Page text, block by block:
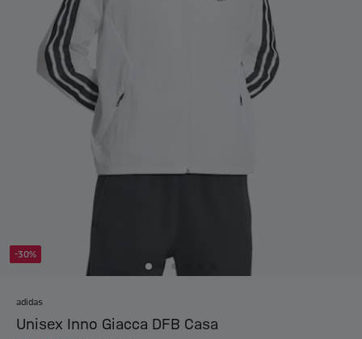
-30%
adidas
Unisex Inno Giacca DFB Casa